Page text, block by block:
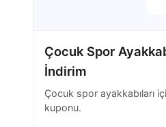
Çocuk Spor
İndirim
Çocuk spor ayakkabıları
kuponu.